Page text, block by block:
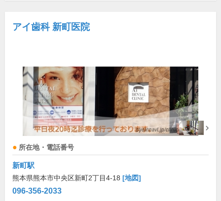
アイ歯科 新町医院
所在地・電話番号
新町駅
熊本県熊本市中央区新町2丁目4-18 [地図]
096-356-2033